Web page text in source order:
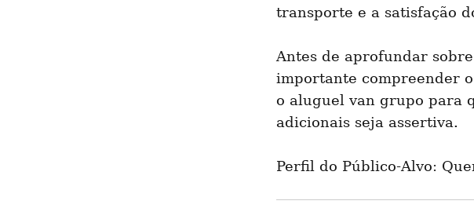
transporte e a satisfação
Antes de aprofundar
importante compreender
o aluguel van grupo para
adicionais seja assertiva.
Perfil do Público-Alvo: